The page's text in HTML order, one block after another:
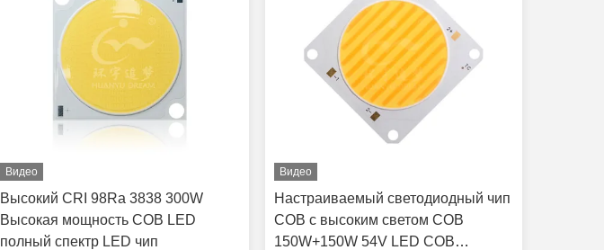
Видео
Высокий CRI 98Ra 3838 300W
Высокая мощность COB LED
полный спектр LED чип
Видео
Настраиваемый светодиодный чип
COB с высоким светом COB
150W+150W 54V LED COB